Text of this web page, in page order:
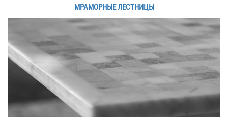
МРАМОРНЫЕ ЛЕСТНИЦЫ